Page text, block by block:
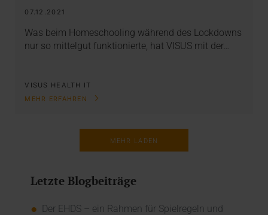
07.12.2021
Was beim Homeschooling während des Lockdowns
nur so mittelgut funktionierte, hat VISUS mit der…
VISUS HEALTH IT
MEHR ERFAHREN
MEHR LADEN
Letzte Blogbeiträge
Der EHDS – ein Rahmen für Spielregeln und